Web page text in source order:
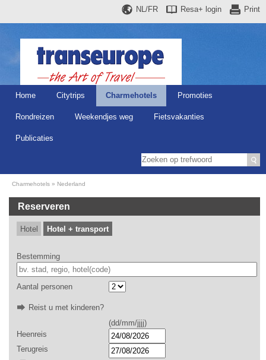
Print
Resa+ login
NL/FR
Home Citytrips Charmehotels Promoties
Rondreizen Weekendjes weg Fietsvakanties
Publicaties
Charmehotels Nederland
Reserveren
Hotel Hotel + transport
Bestemming
Aantal personen
Reist u met kinderen?
(dd/mm/jjjj)
Heenreis
Terugreis